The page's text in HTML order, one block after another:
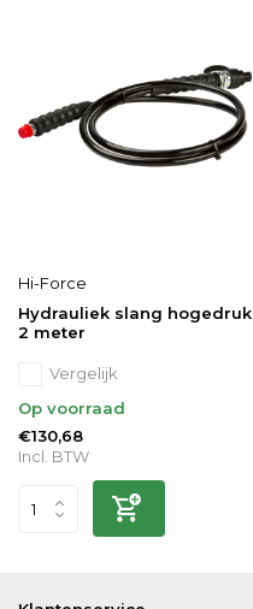
Hi-Force
Hydrauliek slang hogedruk
2 meter
Vergelijk
Op voorraad
€130,68
Incl. BTW